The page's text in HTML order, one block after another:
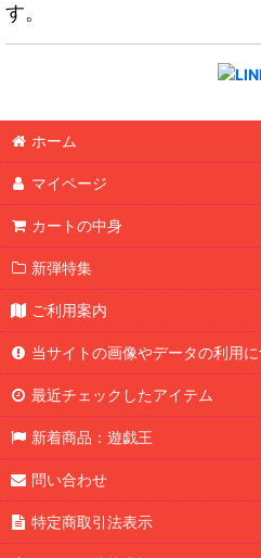
す。
ホーム
マイページ
カートの中身
新弾特集
ご利用案内
当サイトの画像やデータの利用に
最近チェックしたアイテム
新着商品：遊戯王
問い合わせ
特定商取引法表示